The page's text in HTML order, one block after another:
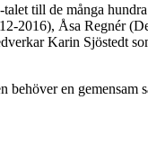
till de många
2016), Åsa Regnér
Karin Sjöstedt
en